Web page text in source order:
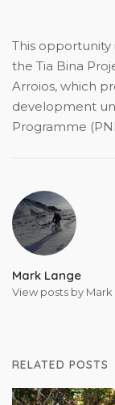
This opportunity
the Tia Bina
Arroios, which
development
Programme
Mark Lange
View posts by Mark
RELATED POSTS